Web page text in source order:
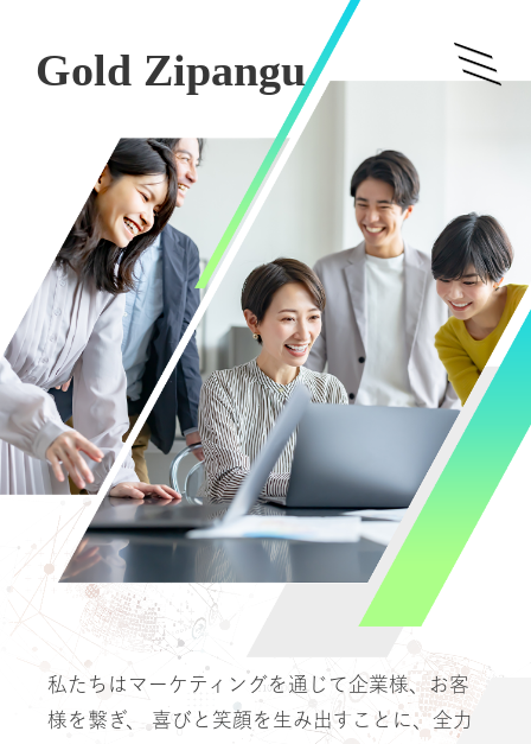
Gold Zipangu
私たちはマーケティングを通じて企業様、お客
様を繋ぎ、
喜びと笑顔を生み出すことに、全力